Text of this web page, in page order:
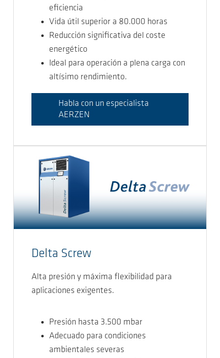
eficiencia
Vida útil superior a 80.000 horas
Reducción significativa del coste
energético
Ideal para operación a plena carga con
altísimo rendimiento.
Habla con un especialista
AERZEN
Delta Screw
Alta presión y máxima flexibilidad para
aplicaciones exigentes.
Presión hasta 3.500 mbar
Adecuado para condiciones
ambientales severas